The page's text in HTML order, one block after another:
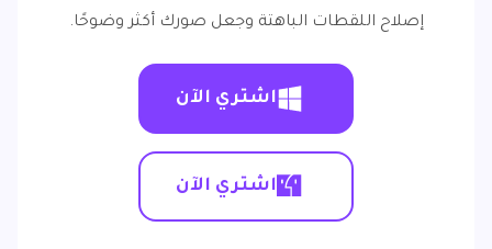
إصلاح اللقطات الباهتة وجعل صورك أكثر وضوحًا.
اشتري الآن
اشتري الآن